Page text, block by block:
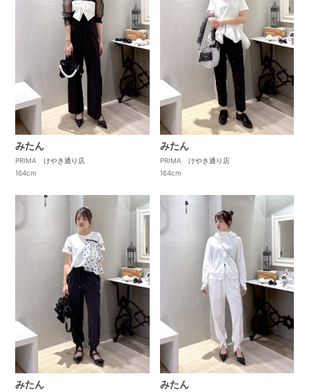
みたん
PRIMA けやき通り店
164cm
みたん
PRIMA けやき通り店
164cm
みたん みたん